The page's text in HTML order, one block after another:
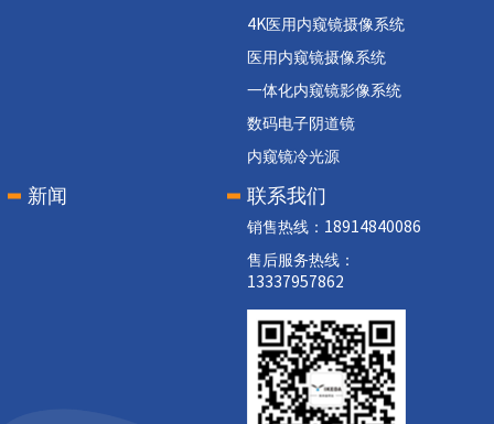
4K医用内窥镜摄像系统
医用内窥镜摄像系统
一体化内窥镜影像系统
数码电子阴道镜
内窥镜冷光源
新闻 联系我们
销售热线：18914840086
售后服务热线：
13337957862